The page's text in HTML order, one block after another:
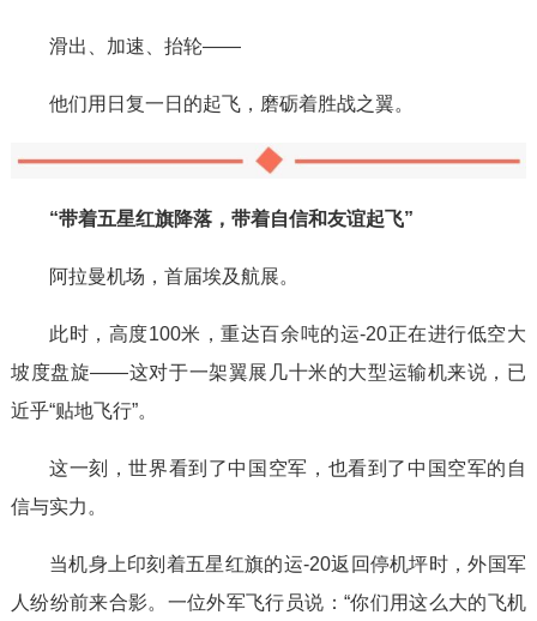
滑出、加速、抬轮——
他们用日复一日的起飞，磨砺着胜战之翼。
“带着五星红旗降落，带着自信和友谊起飞”
阿拉曼机场，首届埃及航展。
此时，高度100米，重达百余吨的运-20正在进行低空大
坡度盘旋——这对于一架翼展几十米的大型运输机来说，已
近乎“贴地飞行”。
这一刻，世界看到了中国空军，也看到了中国空军的自
信与实力。
当机身上印刻着五星红旗的运-20返回停机坪时，外国军
人纷纷前来合影。一位外军飞行员说：“你们用这么大的飞机